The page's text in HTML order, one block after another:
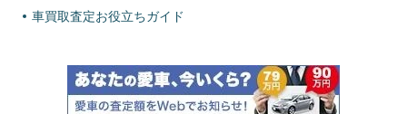
車買取査定お役立ちガイド